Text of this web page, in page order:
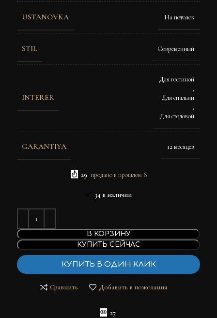
USTANOVKA На потолок
STIL Современный
INTERER
Для гостиной
,
Для спальни
,
Для столовой
GARANTIYA 12 месяцев
29 продано в прошлом 8
34 в наличии
В КОРЗИНУ
КУПИТЬ СЕЙЧАС
КУПИТЬ В ОДИН КЛИК
Сравнить Добавить в пожелания
27